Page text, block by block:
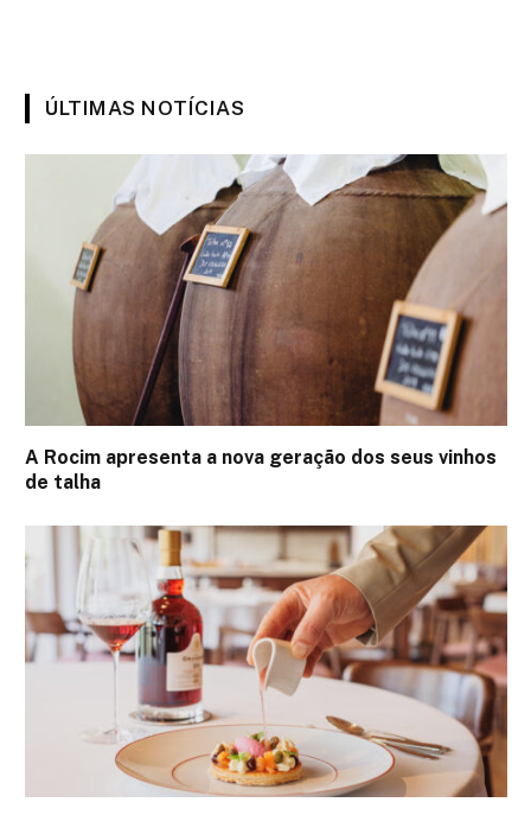
ÚLTIMAS NOTÍCIAS
A Rocim apresenta a nova geração dos seus vinhos
de talha